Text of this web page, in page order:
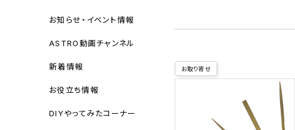
お知らせ・イベント情報
ASTRO動画チャンネル
新着情報
お役立ち情報
DIYやってみたコーナー
お取り寄せ